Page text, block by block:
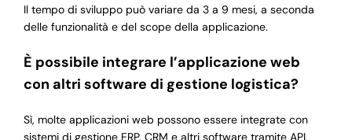
Il tempo di sviluppo può variare da 3 a 9 mesi, a seconda
delle funzionalità e del scope della applicazione.
È possibile integrare l’applicazione web
con altri software di gestione logistica?
Sì, molte applicazioni web possono essere integrate con
sistemi di gestione ERP, CRM e altri software tramite API.